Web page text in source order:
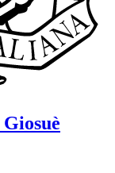
Giosuè